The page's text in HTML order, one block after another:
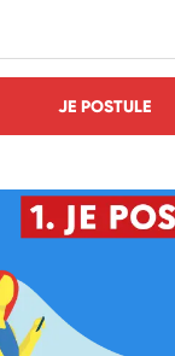
JE POSTULE